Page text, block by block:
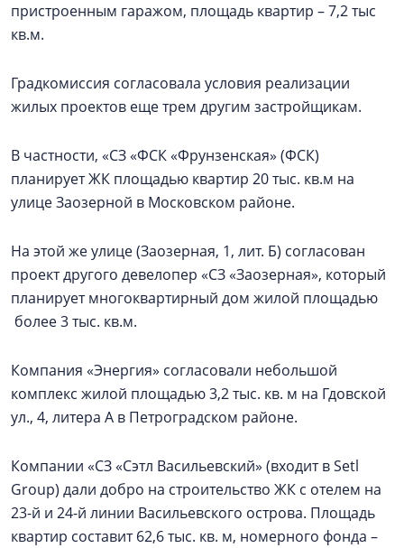
пристроенным гаражом, площадь квартир – 7,2 тыс
кв.м.
Градкомиссия согласовала условия реализации
жилых проектов еще трем другим застройщикам.
В частности, «СЗ «ФСК «Фрунзенская» (ФСК)
планирует ЖК площадью квартир 20 тыс. кв.м на
улице Заозерной в Московском районе.
На этой же улице (Заозерная, 1, лит. Б) согласован
проект другого девелопер «СЗ «Заозерная», который
планирует многоквартирный дом жилой площадью
более 3 тыс. кв.м.
Компания «Энергия» согласовали небольшой
комплекс жилой площадью 3,2 тыс. кв. м на Гдовской
ул., 4, литера А в Петроградском районе.
Компании «СЗ «Сэтл Васильевский» (входит в Setl
Group) дали добро на строительство ЖК с отелем на
23-й и 24-й линии Васильевского острова. Площадь
квартир составит 62,6 тыс. кв. м, номерного фонда –